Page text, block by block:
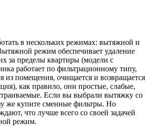
в нескольких режимах: вытяжной и
режим обеспечивает удаление
за пределы квартиры (модели с
работает по фильтрационному типу,
из помещения, очищается и возвращается
как правило, они простые, слабые,
Если вы выбрали вытяжку со
же купите сменные фильтры. Но
что лучше всего со своей задачей
режим.